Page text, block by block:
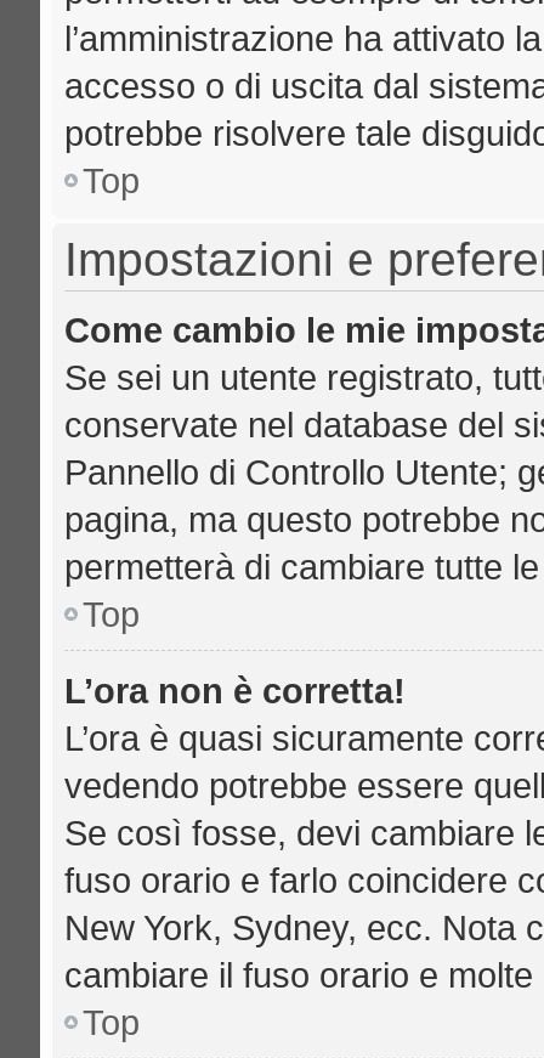
l’amministrazione ha attivato
accesso o di uscita dal
potrebbe risolvere tale
Top
Impostazioni e
Come cambio le mie
Se sei un utente registrato,
conservate nel database del
Pannello di Controllo Utente;
pagina, ma questo potrebbe
permetterà di cambiare tutte
Top
L’ora non è corretta!
L’ora è quasi sicuramente
vedendo potrebbe essere
Se così fosse, devi cambiare
fuso orario e farlo coincidere
New York, Sydney, ecc. Nota
cambiare il fuso orario e
Top